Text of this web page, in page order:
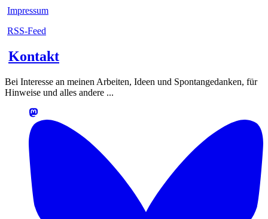
Impressum
RSS-Feed
Kontakt
Bei Interesse an meinen Arbeiten, Ideen und Spontangedanken, für
Hinweise und alles andere ...